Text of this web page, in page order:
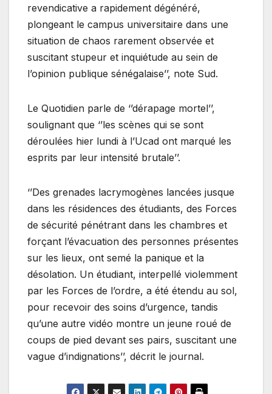
revendicative a rapidement dégénéré,
plongeant le campus universitaire dans une
situation de chaos rarement observée et
suscitant stupeur et inquiétude au sein de
l’opinion publique sénégalaise’’, note Sud.
Le Quotidien parle de ‘’dérapage mortel’’,
soulignant que ‘’les scènes qui se sont
déroulées hier lundi à l’Ucad ont marqué les
esprits par leur intensité brutale’’.
‘’Des grenades lacrymogènes lancées jusque
dans les résidences des étudiants, des Forces
de sécurité pénétrant dans les chambres et
forçant l’évacuation des personnes présentes
sur les lieux, ont semé la panique et la
désolation. Un étudiant, interpellé violemment
par les Forces de l’ordre, a été étendu au sol,
pour recevoir des soins d’urgence, tandis
qu’une autre vidéo montre un jeune roué de
coups de pied devant ses pairs, suscitant une
vague d’indignations’’, décrit le journal.